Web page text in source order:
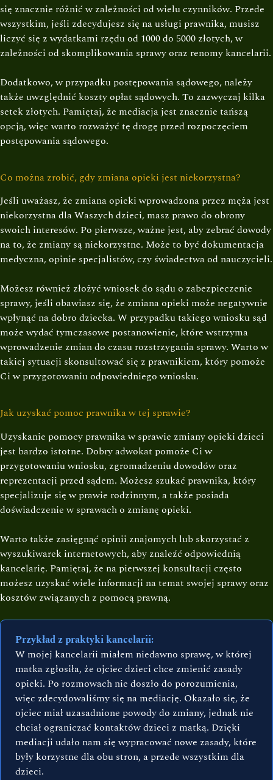
się znacznie różnić w zależności od wielu czynników. Przede
wszystkim, jeśli zdecydujesz się na usługi prawnika, musisz
liczyć się z wydatkami rzędu od 1000 do 5000 złotych, w
zależności od skomplikowania sprawy oraz renomy kancelarii.
Dodatkowo, w przypadku postępowania sądowego, należy
także uwzględnić koszty opłat sądowych. To zazwyczaj kilka
setek złotych. Pamiętaj, że mediacja jest znacznie tańszą
opcją, więc warto rozważyć tę drogę przed rozpoczęciem
postępowania sądowego.
Co można zrobić, gdy zmiana opieki jest niekorzystna?
Jeśli uważasz, że zmiana opieki wprowadzona przez męża jest
niekorzystna dla Waszych dzieci, masz prawo do obrony
swoich interesów. Po pierwsze, ważne jest, aby zebrać dowody
na to, że zmiany są niekorzystne. Może to być dokumentacja
medyczna, opinie specjalistów, czy świadectwa od nauczycieli.
Możesz również złożyć wniosek do sądu o zabezpieczenie
sprawy, jeśli obawiasz się, że zmiana opieki może negatywnie
wpłynąć na dobro dziecka. W przypadku takiego wniosku sąd
może wydać tymczasowe postanowienie, które wstrzyma
wprowadzenie zmian do czasu rozstrzygania sprawy. Warto w
takiej sytuacji skonsultować się z prawnikiem, który pomoże
Ci w przygotowaniu odpowiedniego wniosku.
Jak uzyskać pomoc prawnika w tej sprawie?
Uzyskanie pomocy prawnika w sprawie zmiany opieki dzieci
jest bardzo istotne. Dobry adwokat pomoże Ci w
przygotowaniu wniosku, zgromadzeniu dowodów oraz
reprezentacji przed sądem. Możesz szukać prawnika, który
specjalizuje się w prawie rodzinnym, a także posiada
doświadczenie w sprawach o zmianę opieki.
Warto także zasięgnąć opinii znajomych lub skorzystać z
wyszukiwarek internetowych, aby znaleźć odpowiednią
kancelarię. Pamiętaj, że na pierwszej konsultacji często
możesz uzyskać wiele informacji na temat swojej sprawy oraz
kosztów związanych z pomocą prawną.
Przykład z praktyki kancelarii:
W mojej kancelarii miałem niedawno sprawę, w której
matka zgłosiła, że ojciec dzieci chce zmienić zasady
opieki. Po rozmowach nie doszło do porozumienia,
więc zdecydowaliśmy się na mediację. Okazało się, że
ojciec miał uzasadnione powody do zmiany, jednak nie
chciał ograniczać kontaktów dzieci z matką. Dzięki
mediacji udało nam się wypracować nowe zasady, które
były korzystne dla obu stron, a przede wszystkim dla
dzieci.